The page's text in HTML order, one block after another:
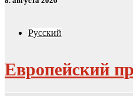
Русский
Европейский